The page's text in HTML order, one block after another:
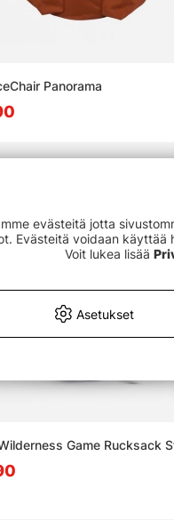
Panorama
Game Rucksack
evästeitä jotta
Evästeitä voidaan käyttää
Voit lukea lisää
Asetukset